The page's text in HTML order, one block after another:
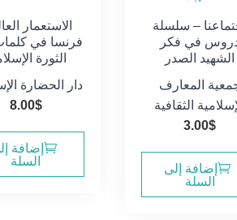
– سلسلة
في فكر
الشهيد الصدر
المعارف
الثقافية
3.00$
إضافة إلى
السلة
الاستعمار
فرنسا في
الثورة
دار الحضارة
8.00$
إضافة
السلة